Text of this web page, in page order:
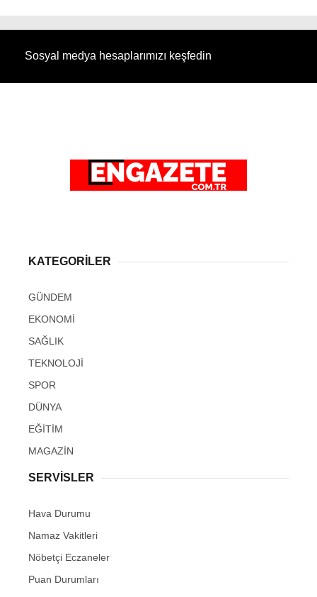
Sosyal medya hesaplarımızı keşfedin
KATEGORİLER
GÜNDEM
EKONOMİ
SAĞLIK
TEKNOLOJİ
SPOR
DÜNYA
EĞİTİM
MAGAZİN
SERVİSLER
Hava Durumu
Namaz Vakitleri
Nöbetçi Eczaneler
Puan Durumları